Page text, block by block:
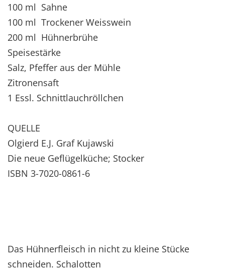
100 ml Sahne
100 ml Trockener Weisswein
200 ml Hühnerbrühe
Speisestärke
Salz, Pfeffer aus der Mühle
Zitronensaft
1 Essl. Schnittlauchröllchen
QUELLE
Olgierd E.J. Graf Kujawski
Die neue Geflügelküche; Stocker
ISBN 3-7020-0861-6
Das Hühnerfleisch in nicht zu kleine Stücke
schneiden. Schalotten